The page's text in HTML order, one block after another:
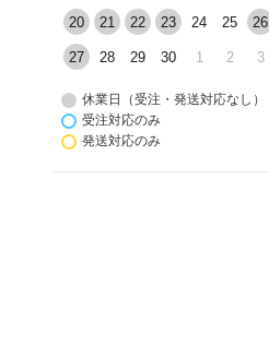
20 21 22 23 24 25 26
27 28 29 30 1 2 3
休業日（受注・発送対応なし）
受注対応のみ
発送対応のみ